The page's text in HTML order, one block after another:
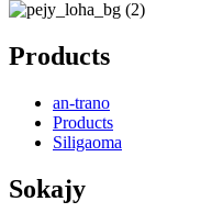
Products
an-trano
Products
Siligaoma
Sokajy